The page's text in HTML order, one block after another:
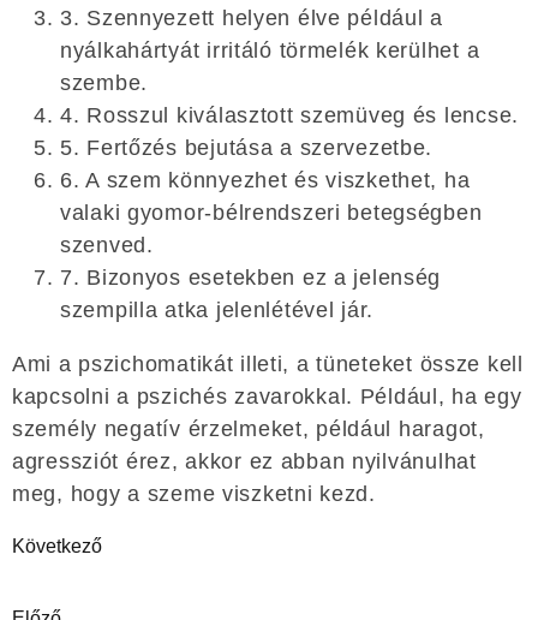
3. Szennyezett helyen élve például a
nyálkahártyát irritáló törmelék kerülhet a
szembe.
4. Rosszul kiválasztott szemüveg és lencse.
5. Fertőzés bejutása a szervezetbe.
6. A szem könnyezhet és viszkethet, ha
valaki gyomor-bélrendszeri betegségben
szenved.
7. Bizonyos esetekben ez a jelenség
szempilla atka jelenlétével jár.
Ami a pszichomatikát illeti, a tüneteket össze kell
kapcsolni a pszichés zavarokkal. Például, ha egy
személy negatív érzelmeket, például haragot,
agressziót érez, akkor ez abban nyilvánulhat
meg, hogy a szeme viszketni kezd.
Következő